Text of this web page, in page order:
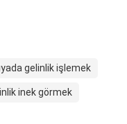
gelinlik işlemek
inek görmek